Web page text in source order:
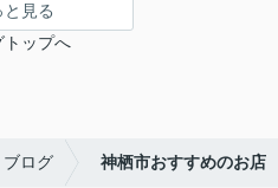
と見る
トップへ
ブログ 神栖市おすすめのお店